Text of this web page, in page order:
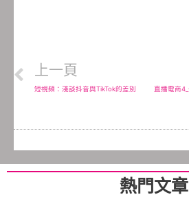
上一頁
短視頻：淺談抖音與TikTok的差別
熱門文章